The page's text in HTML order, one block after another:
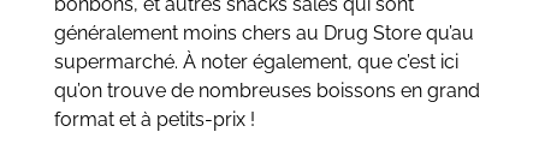
bonbons, et autres snacks salés qui sont
généralement moins chers au Drug Store qu’au
supermarché. À noter également, que c’est ici
qu’on trouve de nombreuses boissons en grand
format et à petits-prix !